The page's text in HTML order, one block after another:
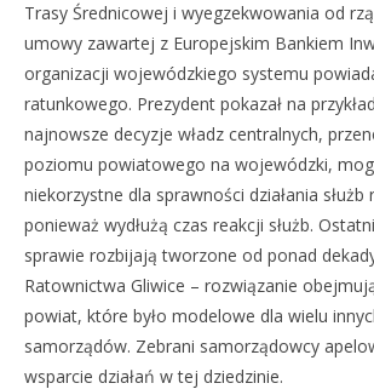
Trasy Średnicowej i wyegzekwowania od
umowy zawartej z Europejskim Bankiem
organizacji wojewódzkiego systemu
ratunkowego. Prezydent pokazał na
najnowsze decyzje władz centralnych,
poziomu powiatowego na wojewódzki,
niekorzystne dla sprawności działania służb
ponieważ wydłużą czas reakcji służb.
sprawie rozbijają tworzone od ponad
Ratownictwa Gliwice – rozwiązanie
powiat, które było modelowe dla wielu
samorządów. Zebrani samorządowcy
wsparcie działań w tej dziedzinie.